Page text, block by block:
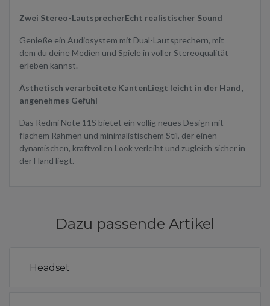
Zwei Stereo-LautsprecherEcht realistischer Sound
Genieße ein Audiosystem mit Dual-Lautsprechern, mit
dem du deine Medien und Spiele in voller Stereoqualität
erleben kannst.
Ästhetisch verarbeitete KantenLiegt leicht in der Hand,
angenehmes Gefühl
Das Redmi Note 11S bietet ein völlig neues Design mit
flachem Rahmen und minimalistischem Stil, der einen
dynamischen, kraftvollen Look verleiht und zugleich sicher in
der Hand liegt.
Dazu passende Artikel
Headset